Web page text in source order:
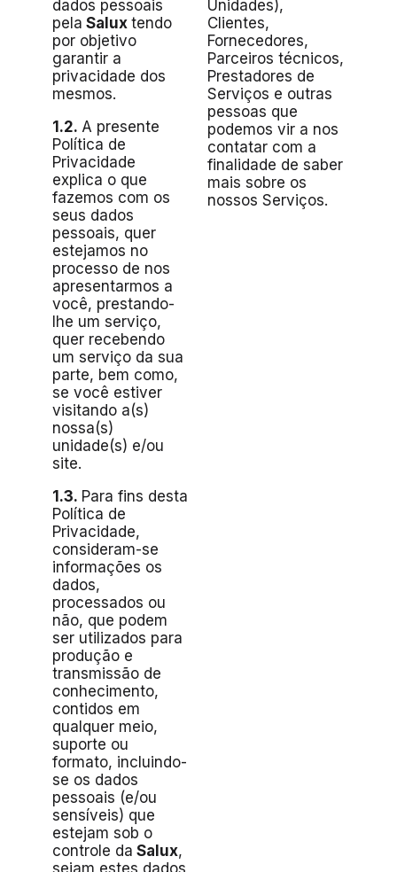
dados pessoais
pela Saluxtendo
por objetivo
garantir a
privacidade dos
mesmos.
1.2. A presente
Política de
Privacidade
explica o que
fazemos com os
seus dados
pessoais, quer
estejamos no
processo de nos
apresentarmos a
você, prestando-
lhe um serviço,
quer recebendo
um serviço da sua
parte, bem como,
se você estiver
visitando a(s)
nossa(s)
unidade(s) e/ou
site.
1.3. Para fins desta
Política de
Privacidade,
consideram-se
informações os
dados,
processados ou
não, que podem
ser utilizados para
produção e
transmissão de
conhecimento,
contidos em
qualquer meio,
suporte ou
formato, incluindo-
se os dados
pessoais (e/ou
sensíveis) que
estejam sob o
controle da Salux,
Unidades),
Clientes,
Fornecedores,
Parceiros técnicos,
Prestadores de
Serviços e outras
pessoas que
podemos vir a nos
contatar com a
finalidade de saber
mais sobre os
nossos Serviços.